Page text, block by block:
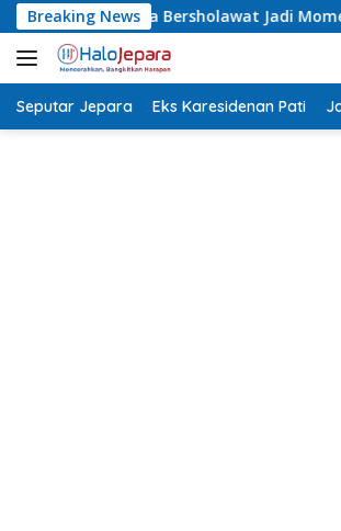
Langsung
ke
konten
Breaking News
Jadi Momentum Kepedulian Sosial,
Seputar Jepara Eks Karesidenan Pati